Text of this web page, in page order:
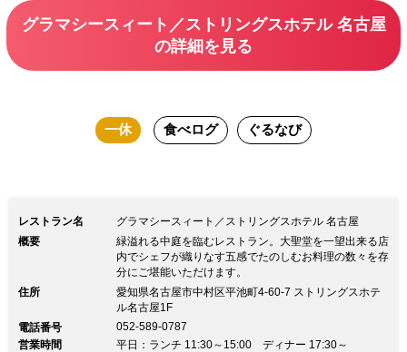
は、素材本来の味わいを最大限に引き出
すストリングス ホテル 名古屋総料理長
にやさしくキレイを目指す女性に嬉しい
グラマシースィート／ストリングスホテル 名古屋
の詳細を見る
一休 食べログ ぐるなび
レストラン名
グラマシースィート／ストリングスホテル 名古屋
概要
緑溢れる中庭を臨むレストラン。大聖堂を一望出来る店
内でシェフが織りなす五感でたのしむお料理の数々を存
分にご堪能いただけます。
住所
愛知県名古屋市中村区平池町4-60-7 ストリングスホテ
ル名古屋1F
電話番号
052-589-0787
営業時間
平日：ランチ 11:30～15:00 ディナー 17:30～